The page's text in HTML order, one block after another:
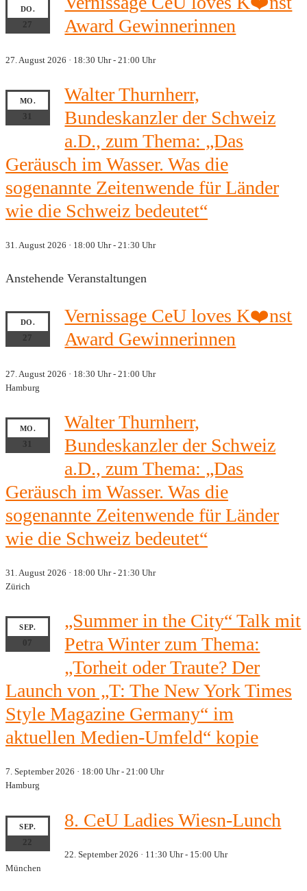
DO.
27
Award Gewinnerinnen
27. August 2026 · 18:30 Uhr- 21:00 Uhr
MO.
31
Walter Thurnherr,
Bundeskanzler der Schweiz
a.D., zum Thema: „Das
Geräusch im Wasser. Was die
sogenannte Zeitenwende für Länder
wie die Schweiz bedeutet“
31. August 2026 · 18:00 Uhr- 21:30 Uhr
Anstehende Veranstaltungen
DO.
27
Vernissage CeU loves K❤️nst
Award Gewinnerinnen
27. August 2026 · 18:30 Uhr- 21:00 Uhr
Hamburg
MO.
31
Walter Thurnherr,
Bundeskanzler der Schweiz
a.D., zum Thema: „Das
Geräusch im Wasser. Was die
sogenannte Zeitenwende für Länder
wie die Schweiz bedeutet“
31. August 2026 · 18:00 Uhr- 21:30 Uhr
Zürich
SEP.
07
„Summer in the City“ Talk mit
Petra Winter zum Thema:
„Torheit oder Traute? Der
Launch von „T: The New York Times
Style Magazine Germany“ im
aktuellen Medien-Umfeld“ kopie
7. September 2026 · 18:00 Uhr- 21:00 Uhr
Hamburg
SEP.
22
8. CeU Ladies Wiesn-Lunch
22. September 2026 · 11:30 Uhr- 15:00 Uhr
München